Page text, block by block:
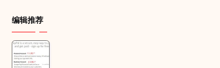
编辑推荐